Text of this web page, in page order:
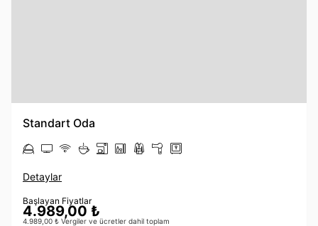
Standart Oda
Detaylar
Başlayan Fiyatlar
4.989,00 ₺
4.989,00 ₺ Vergiler ve ücretler dahil toplam